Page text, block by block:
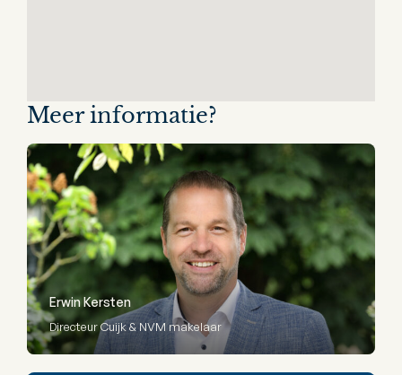
Meer informatie?
Erwin Kersten
Directeur Cuijk & NVM makelaar